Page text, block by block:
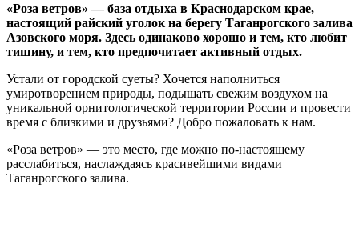
«Роза ветров» — база отдыха в Краснодарском крае,
настоящий райский уголок на берегу Таганрогского залива
Азовского моря. Здесь одинаково хорошо и тем, кто любит
тишину, и тем, кто предпочитает активный отдых.
Устали от городской суеты? Хочется наполниться
умиротворением природы, подышать свежим воздухом на
уникальной орнитологической территории России и провести
время с близкими и друзьями? Добро пожаловать к нам.
«Роза ветров» — это место, где можно по-настоящему
расслабиться, наслаждаясь красивейшими видами
Таганрогского залива.